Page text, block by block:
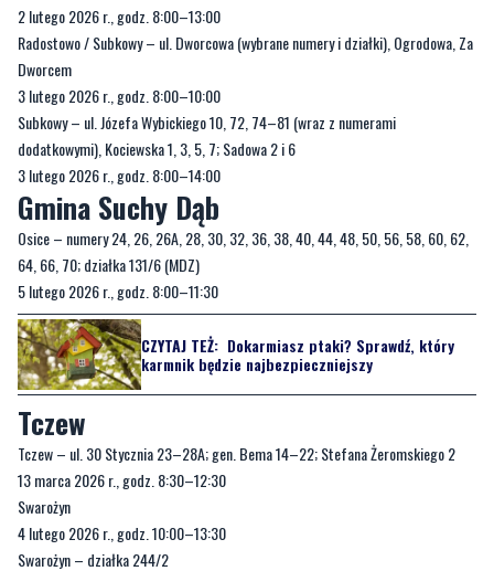
3 lutego 2026 r., godz. 8:00–10:00
Subkowy – ul. Józefa Wybickiego 10, 72, 74–81 (wraz z numerami
dodatkowymi), Kociewska 1, 3, 5, 7; Sadowa 2 i 6
3 lutego 2026 r., godz. 8:00–14:00
Gmina Suchy Dąb
Osice – numery 24, 26, 26A, 28, 30, 32, 36, 38, 40, 44, 48, 50, 56, 58, 60, 62,
64, 66, 70; działka 131/6 (MDZ)
5 lutego 2026 r., godz. 8:00–11:30
CZYTAJ TEŻ:
karmnik będzie najbezpieczniejszy
Tczew
Tczew – ul. 30 Stycznia 23–28A; gen. Bema 14–22; Stefana Żeromskiego 2
13 marca 2026 r., godz. 8:30–12:30
Swarożyn
4 lutego 2026 r., godz. 10:00–13:30
Swarożyn – działka 244/2
10 lutego 2026 r., godz. 8:30–11:30
Bałdowo – ul. Czesława Miłosza, św. Wojciecha, Wspólna (wybrane numery i
działki)